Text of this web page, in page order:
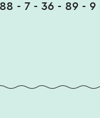
- 7 - 36 - 89 -